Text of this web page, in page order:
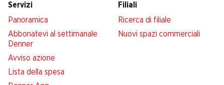
Servizi
Panoramica
Abbonatevi al settimanale
Denner
Avviso azione
Lista della spesa
Filiali
Ricerca di filiale
Nuovi spazi commerciali